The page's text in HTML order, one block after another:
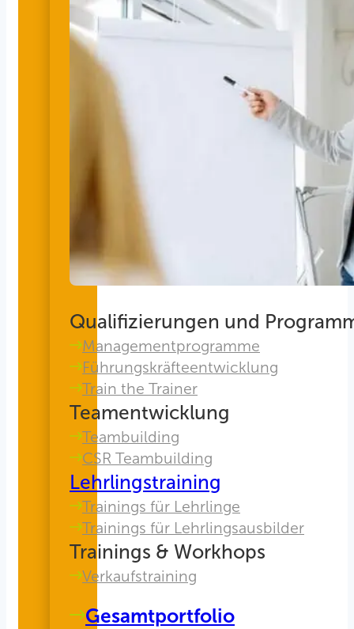
Qualifizierungen und
Managementprogramme
Führungskräfteentwicklung
Train the Trainer
Teamentwicklung
Teambuilding
CSR Teambuilding
Lehrlingstraining
Trainings für Lehrlinge
Trainings für Lehrlingsausbilder
Trainings & Workhops
Verkaufstraining
Gesamtportfolio